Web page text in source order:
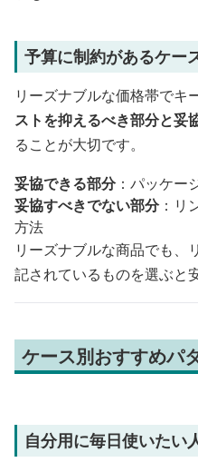
予算に制約があるケー
リーズナブルな価格帯でキ
ストを抑えるべき部分と妥
ることが大切です。
妥協できる部分：パッケー
妥協すべきでない部分：リ
方法
リーズナブルな商品でも、
記されているものを選ぶと
ケース別おすすめパ
自分用に毎日使いたい